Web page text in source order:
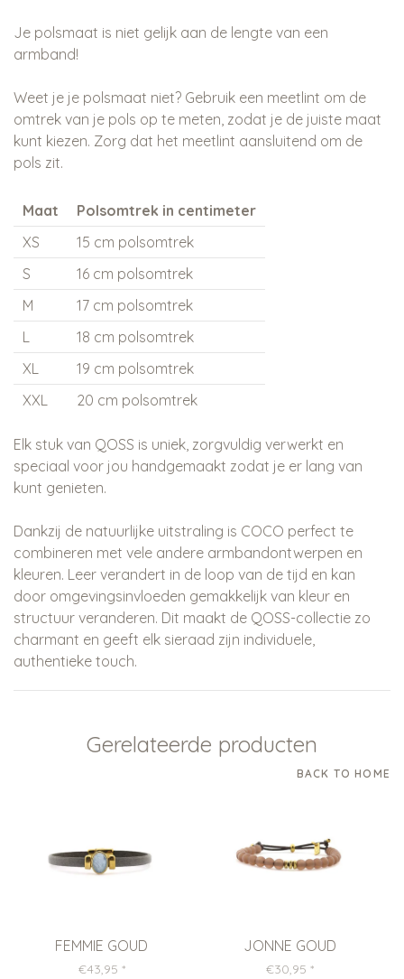
Je polsmaat is niet gelijk aan de lengte van een
armband!
Weet je je polsmaat niet? Gebruik een meetlint om de
omtrek van je pols op te meten, zodat je de juiste maat
kunt kiezen. Zorg dat het meetlint aansluitend om de
pols zit.
Maat
Polsomtrek in centimeter
XS
15 cm polsomtrek
S
16 cm polsomtrek
M
17 cm polsomtrek
L
18 cm polsomtrek
XL
19 cm polsomtrek
XXL
20 cm polsomtrek
Elk stuk van QOSS is uniek, zorgvuldig verwerkt en
speciaal voor jou handgemaakt zodat je er lang van
kunt genieten.
Dankzij de natuurlijke uitstraling is COCO perfect te
combineren met vele andere armbandontwerpen en
kleuren. Leer verandert in de loop van de tijd en kan
door omgevingsinvloeden gemakkelijk van kleur en
structuur veranderen. Dit maakt de QOSS-collectie zo
charmant en geeft elk sieraad zijn individuele,
authentieke touch.
Gerelateerde producten
BACK TO HOME
FEMMIE GOUD
€43,95 *
JONNE GOUD
€30,95 *